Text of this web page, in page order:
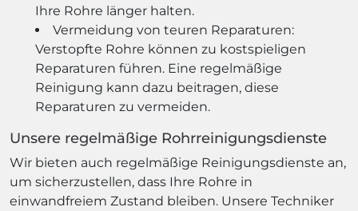
Ihre Rohre länger halten.
Vermeidung von teuren Reparaturen:
Verstopfte Rohre können zu kostspieligen
Reparaturen führen. Eine regelmäßige
Reinigung kann dazu beitragen, diese
Reparaturen zu vermeiden.
Unsere regelmäßige Rohrreinigungsdienste
Wir bieten auch regelmäßige Reinigungsdienste an,
um sicherzustellen, dass Ihre Rohre in
einwandfreiem Zustand bleiben. Unsere Techniker